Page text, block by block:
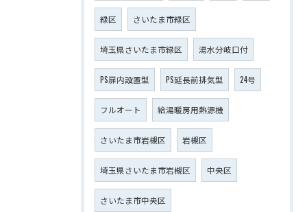
緑区 さいたま市緑区
埼玉県さいたま市緑区 湯水分岐口付
PS扉内設置型 PS延長前排気型 24号
フルオート 給湯暖房用熱源機
さいたま市岩槻区 岩槻区
埼玉県さいたま市岩槻区 中央区
さいたま市中央区